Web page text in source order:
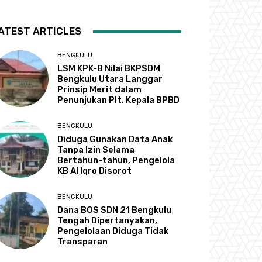
ARTICLES
BENGKULU
LSM KPK-B Nilai BKPSDM
Bengkulu Utara Langgar
Prinsip Merit dalam
Penunjukan Plt. Kepala BPBD
BENGKULU
Diduga Gunakan Data Anak
Tanpa Izin Selama
Bertahun-tahun, Pengelola
KB Al Iqro Disorot
BENGKULU
Dana BOS SDN 21 Bengkulu
Tengah Dipertanyakan,
Pengelolaan Diduga Tidak
Transparan